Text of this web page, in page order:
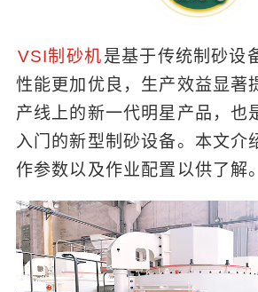
VSI制砂机是基于传统制砂设
性能更加优良，生产效益显著
产线上的新一代明星产品，也
入门的新型制砂设备。本文介
作参数以及作业配置以供了解。